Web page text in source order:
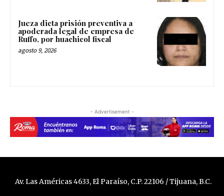
Jueza dicta prisión preventiva a
apoderada legal de empresa de
Ruffo, por huachicol fiscal
agosto 9, 2026
- Advertisement -
Av. Las Américas 4633, El Paraíso, C.P. 22106 / Tijuana, B.C.